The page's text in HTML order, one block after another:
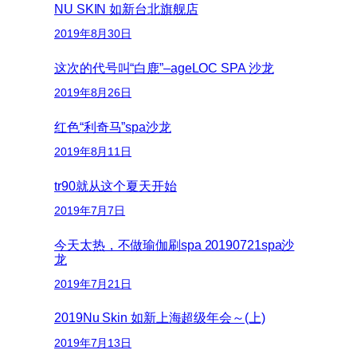
NU SKIN 如新台北旗舰店
2019年8月30日
这次的代号叫“白鹿”–ageLOC SPA 沙龙
2019年8月26日
红色“利奇马”spa沙龙
2019年8月11日
tr90就从这个夏天开始
2019年7月7日
今天太热，不做瑜伽刷spa 20190721spa沙
龙
2019年7月21日
2019Nu Skin 如新上海超级年会～(上)
2019年7月13日